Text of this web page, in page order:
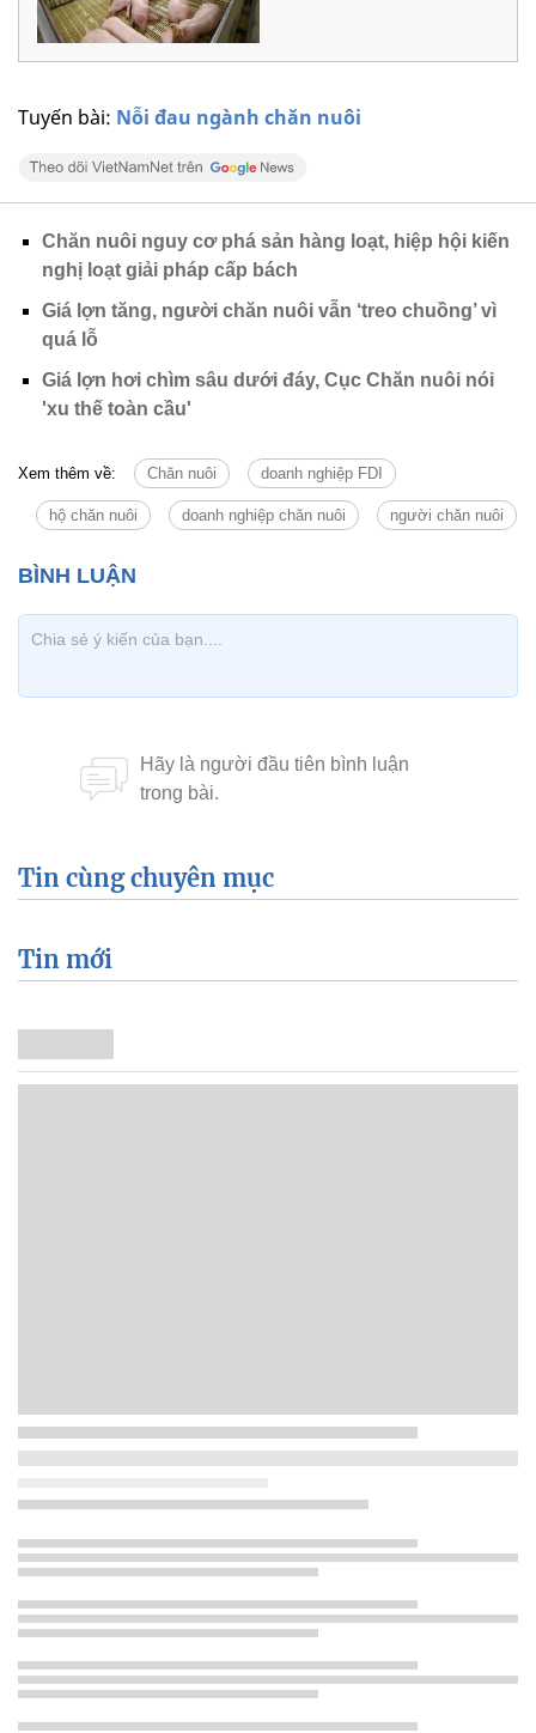
Tuyến bài: Nỗi đau ngành chăn nuôi
Chăn nuôi nguy cơ phá sản hàng loạt, hiệp hội kiến
nghị loạt giải pháp cấp bách
Giá lợn tăng, người chăn nuôi vẫn ‘treo chuồng’ vì
quá lỗ
Giá lợn hơi chìm sâu dưới đáy, Cục Chăn nuôi nói
'xu thế toàn cầu'
Xem thêm về: Chăn nuôi doanh nghiệp FDI
hộ chăn nuôi doanh nghiệp chăn nuôi người chăn nuôi
Tin cùng chuyên mục
Tin mới